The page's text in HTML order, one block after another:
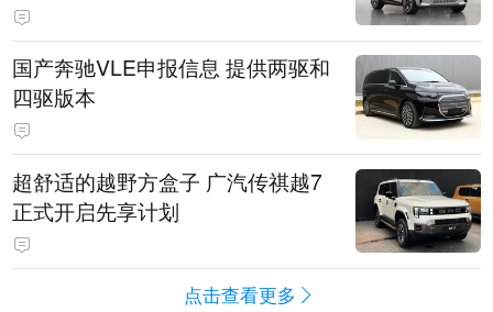
国产奔驰VLE申报信息 提供两驱和
四驱版本
超舒适的越野方盒子 广汽传祺越7
正式开启先享计划
点击查看更多